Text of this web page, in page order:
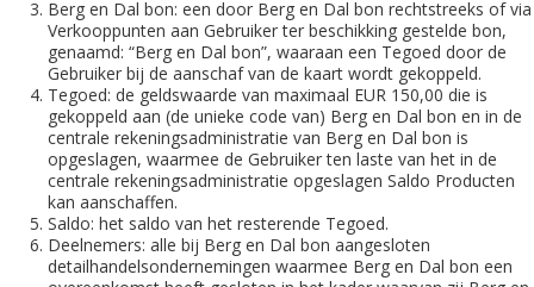
Berg en Dal bon: een door Berg en Dal bon rechtstreeks of via
Verkooppunten aan Gebruiker ter beschikking gestelde bon,
genaamd: “Berg en Dal bon”, waaraan een Tegoed door de
Gebruiker bij de aanschaf van de kaart wordt gekoppeld.
Tegoed: de geldswaarde van maximaal EUR 150,00 die is
gekoppeld aan (de unieke code van) Berg en Dal bon en in de
centrale rekeningsadministratie van Berg en Dal bon is
opgeslagen, waarmee de Gebruiker ten laste van het in de
centrale rekeningsadministratie opgeslagen Saldo Producten
kan aanschaffen.
Saldo: het saldo van het resterende Tegoed.
Deelnemers: alle bij Berg en Dal bon aangesloten
detailhandelsondernemingen waarmee Berg en Dal bon een